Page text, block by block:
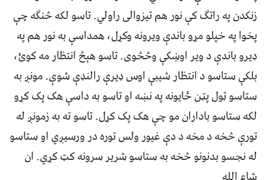
زنکدن په راتګ کې نور هم تیزوالی راولي. تاسو لکه څنګه چې
پخوا په خپلو مړو باندې ویرونه وکړل، همداسې به نور هم په
ډیرو باندې د ویر اوښکې وڅڅوی. تاسو هېڅ انتظار مه کوئ،
بلکې ستاسو د انتظار شیبې اوس ډیرې رالنډې شوې. مونږ به
ستاسو ټول پټن ځایونه په نښه او تاسو به داسې هک پک کړو
لکه ستاسو باداران مو چې هک پک کړل. تاسو ته به زمونږ له
تورې څخه د مخه د دې غیور ولس توره در ورسیږي او ستاسو
له نجسو بدنونو څخه به ستاسو شریر سرونه کټ کړي. ان